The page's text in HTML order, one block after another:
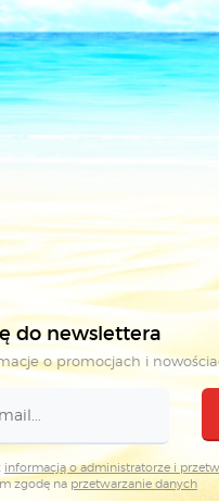
do newslettera
o promocjach i
informacją o administratorze i
zgodę naprzetwarzanie danych